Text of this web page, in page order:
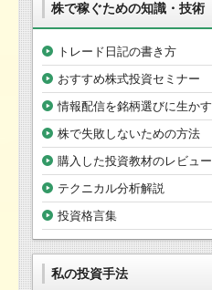
株で稼ぐための知識・技術
トレード日記の書き方
おすすめ株式投資セミナー
情報配信を銘柄選びに生かす
株で失敗しないための方法
購入した投資教材のレビュー
テクニカル分析解説
投資格言集
私の投資手法